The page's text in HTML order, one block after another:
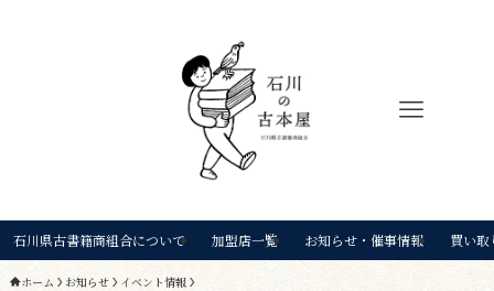
石川県古書籍商組合について 加盟店一覧 お知らせ・催事情報 買い取
ホーム お知らせ イベント情報